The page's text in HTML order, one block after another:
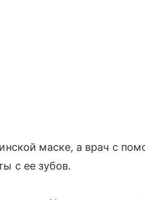
маске, а врач с
с ее зубов.